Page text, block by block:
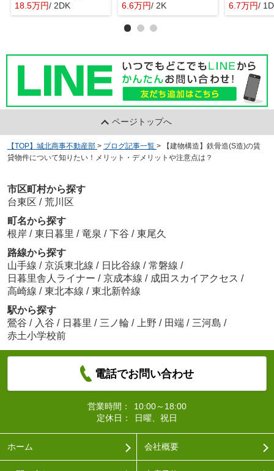
18.5万円/ 2DK
6.6万円/ 2K
6.7万円/
ページトップへ
【TOP】城北商事不動産部 > ブログ記事一覧 >
【建物構造】鉄骨造(S造)の賃
貸物件について知りたい！メリット・デメリットや注意点は？
市区町村から探す
台東区 / 荒川区
町名から探す
根岸 / 東日暮里 / 竜泉 / 下谷 / 東尾久
路線から探す
山手線 / 京浜東北線 / 日比谷線 / 常磐線 /
日暮里舎人ライナー / 京成本線 / 成田スカイアクセス /
高崎線 / 東北本線 / 東北新幹線
駅から探す
鶯谷 / 入谷 / 日暮里 / 三ノ輪 / 上野 / 田端 / 三河島 /
赤土小学校前
電話でお問い合わせ
営業時間：
10:00～18:00
定休日：
日曜、祝日
ホーム 会社概要